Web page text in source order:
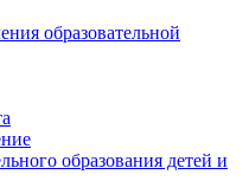
образовательной
образования детей и